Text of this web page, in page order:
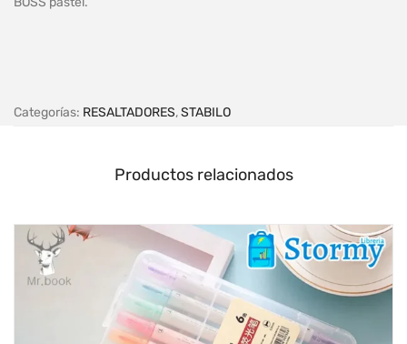
Categorías: RESALTADORES,STABILO
Productos relacionados